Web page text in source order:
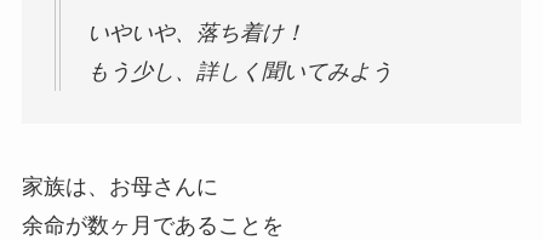
いやいや、落ち着け！
もう少し、詳しく聞いてみよう
家族は、お母さんに
余命が数ヶ月であることを